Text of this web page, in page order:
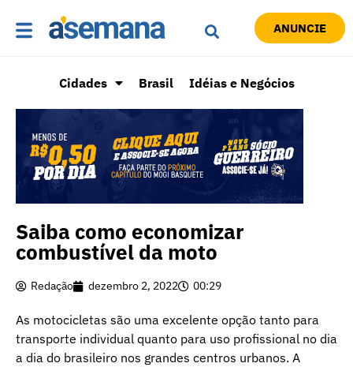
ANUNCIE
Cidades Brasil Idéias e Negócios
Saiba como economizar
combustível da moto
Redação dezembro 2, 2022 00:29
As motocicletas são uma excelente opção tanto para
transporte individual quanto para uso profissional no dia
a dia do brasileiro nos grandes centros urbanos. A